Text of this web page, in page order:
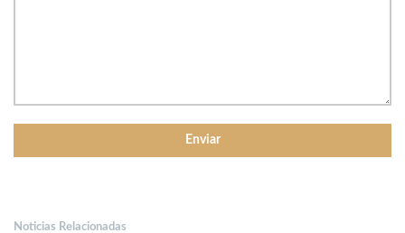
Noticias Relacionadas